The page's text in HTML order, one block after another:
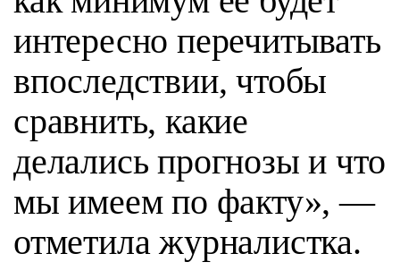
интересно перечитывать
впоследствии, чтобы
сравнить, какие
делались прогнозы и что
мы имеем по факту», —
отметила журналистка.